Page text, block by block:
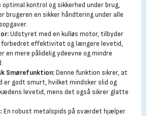
optimal kontrol og sikkerhed under brug,
brugeren en sikker håndtering under alle
Udstyret med en kulløs motor, tilbyder
forbedret effektivitet og længere levetid,
en mere pålidelig ydeevne og mindre
Smørefunktion:Denne funktion sikrer, at
er godt smurt, hvilket mindsker slid og
levetid, mens det også sikrer glatte
En robust metalspids på sværdet hjælper